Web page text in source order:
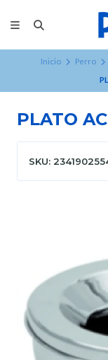
Inicio Perro
PLATO
SKU: